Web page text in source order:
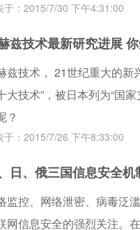
于：2015/7/30 下午4:31:00
兹技术最新研究进展
兹技术， 21世纪重大的新
大技术”，被日本列为“国
？
于：2015/7/26 下午8:33:00
日、俄三国信息安全
监控、网络泄密、病毒泛
网信息安全的强烈关注。